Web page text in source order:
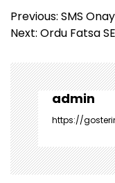
Y
a
ı
g
e
z
i
n
m
Previous: SMS
Next: Ordu Fatsa
admin
https://